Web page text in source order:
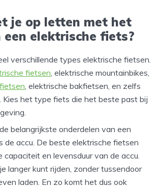
je op letten met het
een elektrische fiets?
verschillende types elektrische fietsen.
fietsen, elektrische mountainbikes,
, elektrische bakfietsen, en zelfs
. Kies het type fiets die het beste past bij
belangrijkste onderdelen van een
de accu. De beste elektrische fietsen
capaciteit en levensduur van de accu.
langer kunt rijden, zonder tussendoor
laden. En zo komt het dus ook